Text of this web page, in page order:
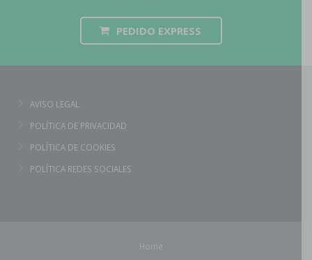
PEDIDO EXPRESS
AVISO LEGAL
POLÍTICA DE PRIVACIDAD
POLÍTICA DE COOKIES
POLÍTICA REDES SOCIALES
Home